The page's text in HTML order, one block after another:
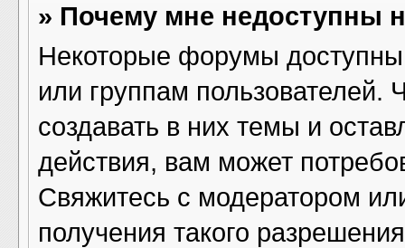
» Почему мне недоступны
Некоторые форумы
или группам
создавать в них темы и
действия, вам может
Свяжитесь с модератором
получения такого